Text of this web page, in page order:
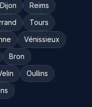
Dijon
Reims
Tours
Vénissieux
Bron
Oullins